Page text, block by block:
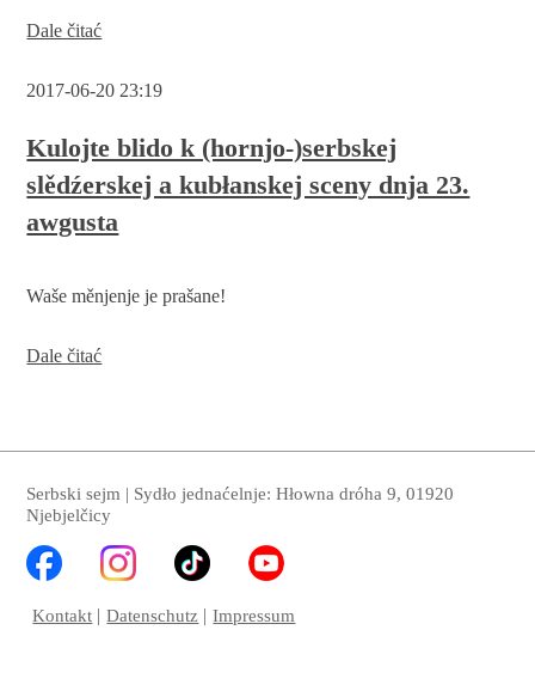
Dale čitaćDie
Initiative
jetzt
online
unterstützt
werden
2017-06-20 23:19
Kulojte blido k (hornjo-)serbskej
slědźerskej a kubłanskej sceny dnja 23.
awgusta
Waše měnjenje je prašane!
Dale čitaćKulojte
kubłanskej
sceny
dnja
23.
awgusta
Serbski sejm | Sydło jednaćelnje: Hłowna dróha 9, 01920
Njebjelčicy
Kontakt Datenschutz Impressum